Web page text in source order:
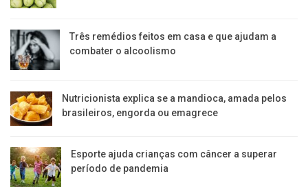
Três remédios feitos em casa e que ajudam a
combater o alcoolismo
Nutricionista explica se a mandioca, amada pelos
brasileiros, engorda ou emagrece
Esporte ajuda crianças com câncer a superar
período de pandemia